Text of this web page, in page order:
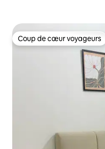
Coup de cœur voyageurs
Coup de cœur voyageurs